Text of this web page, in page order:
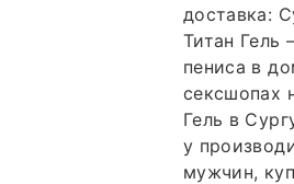
доставка:
Титан Гель
пениса в
сексшопах
Гель в
у
мужчин,